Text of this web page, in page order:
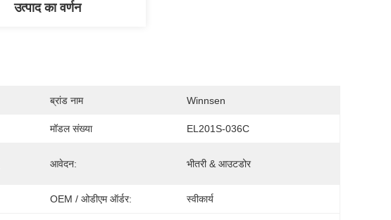
उत्पाद का वर्णन
ब्रांड नाम Winnsen
मॉडल संख्या EL201S-036C
आवेदन: भीतरी & आउटडोर
OEM / ओडीएम ऑर्डर: स्वीकार्य